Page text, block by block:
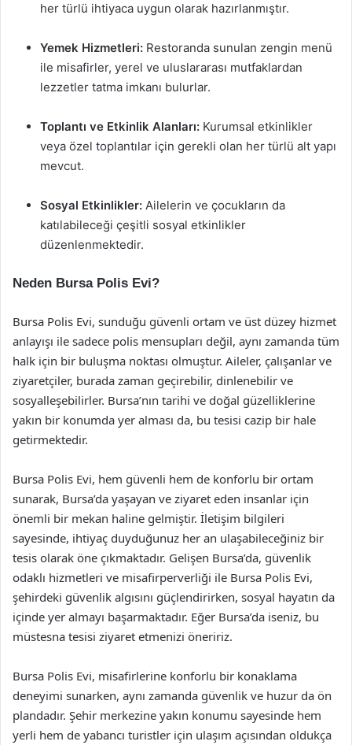
her türlü ihtiyaca uygun olarak hazırlanmıştır.
Yemek Hizmetleri: Restoranda sunulan zengin menü
ile misafirler, yerel ve uluslararası mutfaklardan
lezzetler tatma imkanı bulurlar.
Toplantı ve Etkinlik Alanları: Kurumsal etkinlikler
veya özel toplantılar için gerekli olan her türlü alt yapı
mevcut.
Sosyal Etkinlikler: Ailelerin ve çocukların da
katılabileceği çeşitli sosyal etkinlikler
düzenlenmektedir.
Neden Bursa Polis Evi?
Bursa Polis Evi, sunduğu güvenli ortam ve üst düzey hizmet
anlayışı ile sadece polis mensupları değil, aynı zamanda tüm
halk için bir buluşma noktası olmuştur. Aileler, çalışanlar ve
ziyaretçiler, burada zaman geçirebilir, dinlenebilir ve
sosyalleşebilirler. Bursa’nın tarihi ve doğal güzelliklerine
yakın bir konumda yer alması da, bu tesisi cazip bir hale
getirmektedir.
Bursa Polis Evi, hem güvenli hem de konforlu bir ortam
sunarak, Bursa’da yaşayan ve ziyaret eden insanlar için
önemli bir mekan haline gelmiştir. İletişim bilgileri
sayesinde, ihtiyaç duyduğunuz her an ulaşabileceğiniz bir
tesis olarak öne çıkmaktadır. Gelişen Bursa’da, güvenlik
odaklı hizmetleri ve misafirperverliği ile Bursa Polis Evi,
şehirdeki güvenlik algısını güçlendirirken, sosyal hayatın da
içinde yer almayı başarmaktadır. Eğer Bursa’da iseniz, bu
müstesna tesisi ziyaret etmenizi öneririz.
Bursa Polis Evi, misafirlerine konforlu bir konaklama
deneyimi sunarken, aynı zamanda güvenlik ve huzur da ön
plandadır. Şehir merkezine yakın konumu sayesinde hem
yerli hem de yabancı turistler için ulaşım açısından oldukça